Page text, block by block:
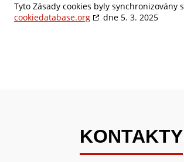
Tyto Zásady cookies byly synchronizovány s
cookiedatabase.org
dne 5. 3. 2025
KONTAKTY